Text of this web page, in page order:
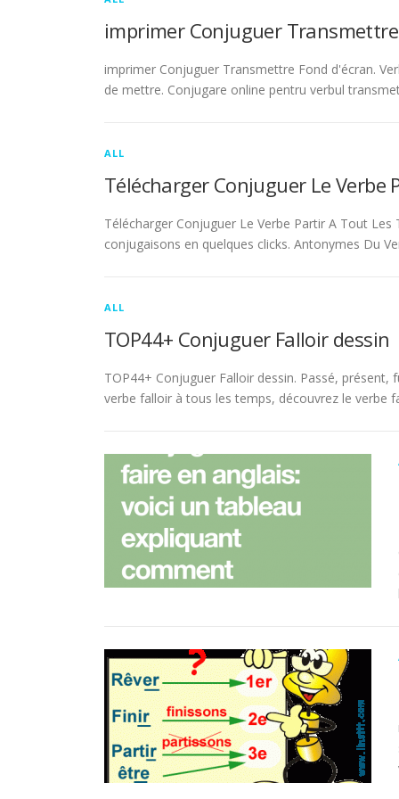
imprimer Conjuguer
imprimer Conjuguer Transmettre Fond d'écran.
de mettre. Conjugare online pentru verbul
ALL
Télécharger Conjuguer Le Verbe
Télécharger Conjuguer Le Verbe Partir A Tout
conjugaisons en quelques clicks. Antonymes Du
ALL
TOP44+ Conjuguer Falloir dessin
TOP44+ Conjuguer Falloir dessin. Passé,
verbe falloir à tous les temps, découvrez le verbe